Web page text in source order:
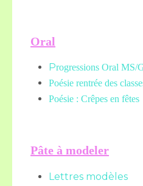
Oral
Progressions Oral MS/
Poésie rentrée des
Poésie : Crêpes en fêtes
Pâte à modeler
Lettres modèles